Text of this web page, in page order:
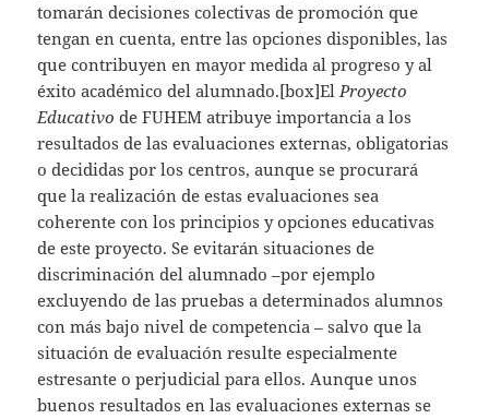
tomarán decisiones colectivas de promoción que
tengan en cuenta, entre las opciones disponibles, las
que contribuyen en mayor medida al progreso y al
éxito académico del alumnado.[box]ElProyecto
Educativo de FUHEM atribuye importancia a los
resultados de las evaluaciones externas, obligatorias
o decididas por los centros, aunque se procurará
que la realización de estas evaluaciones sea
coherente con los principios y opciones educativas
de este proyecto. Se evitarán situaciones de
discriminación del alumnado –por ejemplo
excluyendo de las pruebas a determinados alumnos
con más bajo nivel de competencia – salvo que la
situación de evaluación resulte especialmente
estresante o perjudicial para ellos. Aunque unos
buenos resultados en las evaluaciones externas se